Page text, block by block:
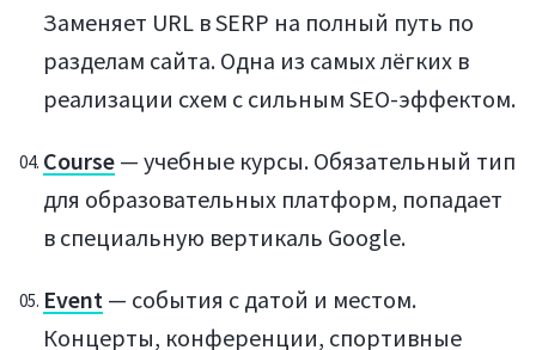
Заменяет URL в SERP на полный путь по
разделам сайта. Одна из самых лёгких в
реализации схем с сильным SEO-эффектом.
Course — учебные курсы. Обязательный тип
для образовательных платформ, попадает
в специальную вертикаль Google.
Event — события с датой и местом.
Концерты, конференции, спортивные